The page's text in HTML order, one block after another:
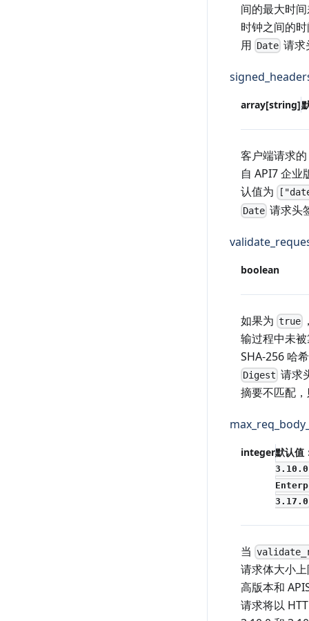
间的最大时
时钟之间的
用 Date 请求
array[string]
客户端请求
自 API7 企业
认值为
Date 请求头
boolean
如果为 true
输过程中未
SHA-256 哈
Digest 请求
摘要不匹配
integer默认值
3.17.0
当
请求体大小
高版本和
请求将以